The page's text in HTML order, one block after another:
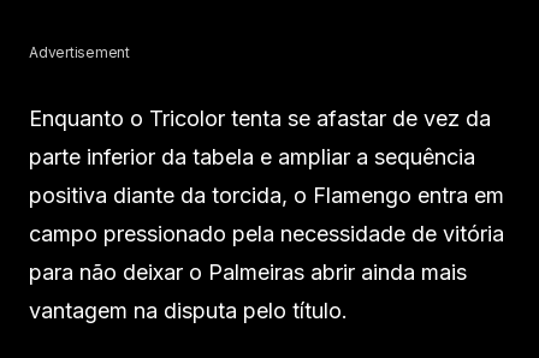
Advertisement
Enquanto o Tricolor tenta se afastar de vez da
parte inferior da tabela e ampliar a sequência
positiva diante da torcida, o Flamengo entra em
campo pressionado pela necessidade de vitória
para não deixar o Palmeiras abrir ainda mais
vantagem na disputa pelo título.